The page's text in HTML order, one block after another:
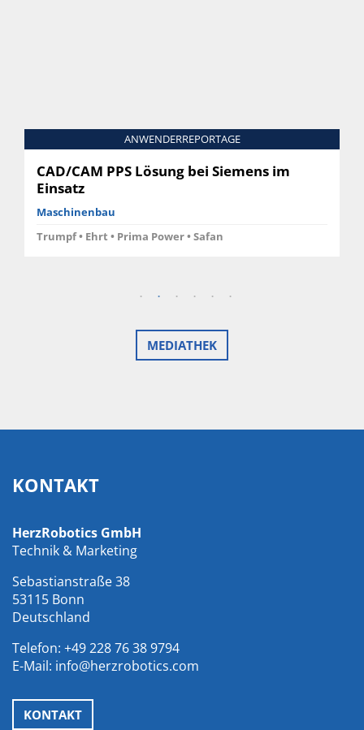
ANWENDERREPORTAGE
CAD/CAM PPS Lösung bei Siemens im
Einsatz
Maschinenbau
Trumpf • Ehrt • Prima Power • Safan
MEDIATHEK
KONTAKT
HerzRobotics GmbH
Technik & Marketing
Sebastianstraße 38
53115 Bonn
Deutschland
Telefon: +49 228 76 38 9794
E-Mail: info@herzrobotics.com
KONTAKT